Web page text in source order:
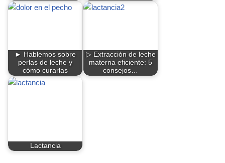
► Hablemos sobre
perlas de leche y
cómo curarlas
▷ Extracción de leche
materna eficiente: 5
consejos…
Lactancia